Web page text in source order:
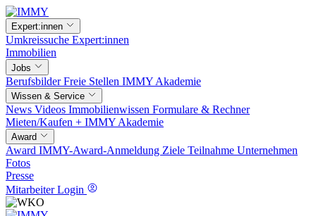
Expert:innen
Umkreissuche Expert:innen
Immobilien
Jobs
BerufsbilderFreie Stellen IMMY Akademie
Wissen & Service
News Videos Immobilienwissen Formulare & Rechner
Mieten/Kaufen + IMMY Akademie
Award
Award IMMY-Award-Anmeldung Ziele Teilnahme Unternehmen
Fotos
Presse
Mitarbeiter Login